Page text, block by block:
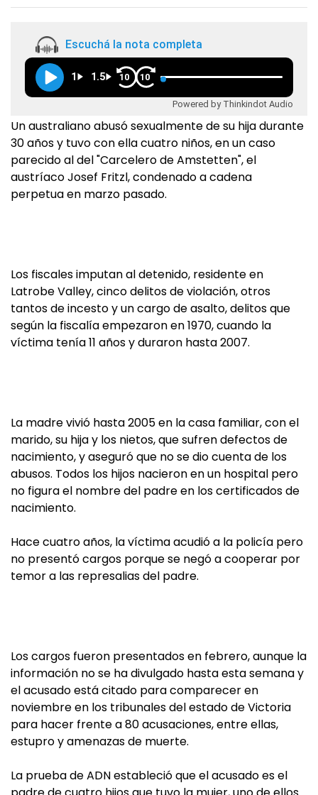
Escuchá la nota completa
1 1.5 10 10
Powered by Thinkindot Audio
Un australiano abusó sexualmente de su hija durante
30 años y tuvo con ella cuatro niños, en un caso
parecido al del "Carcelero de Amstetten", el
austríaco Josef Fritzl, condenado a cadena
perpetua en marzo pasado.
Los fiscales imputan al detenido, residente en
Latrobe Valley, cinco delitos de violación, otros
tantos de incesto y un cargo de asalto, delitos que
según la fiscalía empezaron en 1970, cuando la
víctima tenía 11 años y duraron hasta 2007.
La madre vivió hasta 2005 en la casa familiar, con el
marido, su hija y los nietos, que sufren defectos de
nacimiento, y aseguró que no se dio cuenta de los
abusos. Todos los hijos nacieron en un hospital pero
no figura el nombre del padre en los certificados de
nacimiento.
Hace cuatro años, la víctima acudió a la policía pero
no presentó cargos porque se negó a cooperar por
temor a las represalias del padre.
Los cargos fueron presentados en febrero, aunque la
información no se ha divulgado hasta esta semana y
el acusado está citado para comparecer en
noviembre en los tribunales del estado de Victoria
para hacer frente a 80 acusaciones, entre ellas,
estupro y amenazas de muerte.
La prueba de ADN estableció que el acusado es el